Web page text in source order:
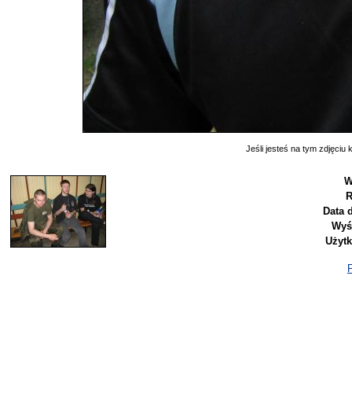
Jeśli jesteś na tym zdjęciu
Data